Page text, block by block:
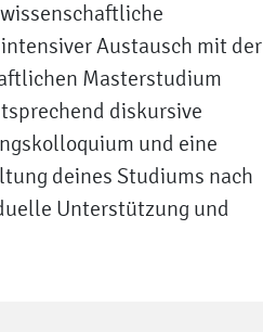
Austausch mit der
Masterstudium
diskursive
und eine
deines Studiums nach
Unterstützung und